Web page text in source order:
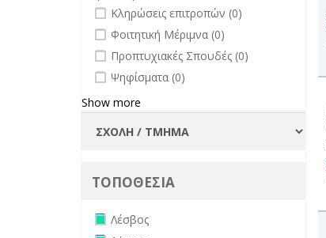
undefined
Κληρώσεις επιτροπών (0)
undefined
Φοιτητική Μέριμνα (0)
undefined
Προπτυχιακές Σπουδές (0)
undefined
Ψηφίσματα (0)
Show more
ΤΟΠΟΘΕΣΙΑ
Remove Λέσβος filter
Λέσβος